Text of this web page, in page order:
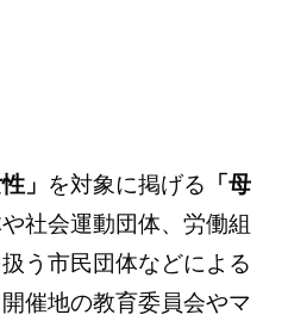
」 を対象に掲げる 「母
社会運動団体、労働組
う市民団体などによる
催地の教育委員会やマ